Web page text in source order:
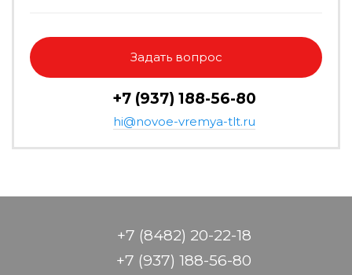
Задать вопрос
+7 (937) 188-56-80
hi@novoe-vremya-tlt.ru
+7 (8482) 20-22-18
+7 (937) 188-56-80